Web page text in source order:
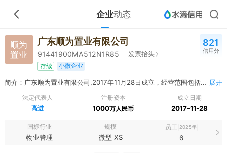
企业动态
顺为
置业
广东顺为置业有限公司
91441900MA512N1R85 发票抬头
存续 小微企业
821
信用分
简介：广东顺为置业有限公司,2017年11月28日成立，经营范围包括物业管理，营销策划，房地产销售代理，房地产开发经营、项目投资顾问、商业策划咨询、装修工程施工；房地产中介服务、停车场服务、清洁服务。（依法须经批准的项目，经相关部门批准后方可开展经营活动）〓 展开
法定代表人
高进
注册资本
1000万人民币
成立日期
2017-11-28
国标行业
物业管理
规模
微型 XS
员工 2025年
6